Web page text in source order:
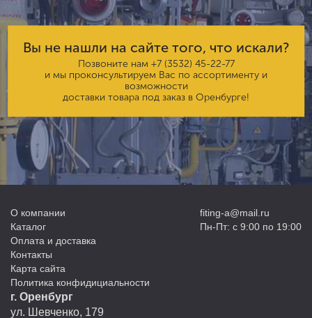
Вы не нашли на сайте того, что искали?
Позвоните нам +7 (3532) 45-22-77
и мы проконсультируем Вас по ассортименту и
возможности
доставки товара под заказ в Оренбурге!
О компании
Каталог
Оплата и доставка
Контакты
Карта сайта
Политика конфидициальности
fiting-a@mail.ru
Пн-Пт: с 9:00 по 19:00
г. Оренбург
ул. Шевченко, 179